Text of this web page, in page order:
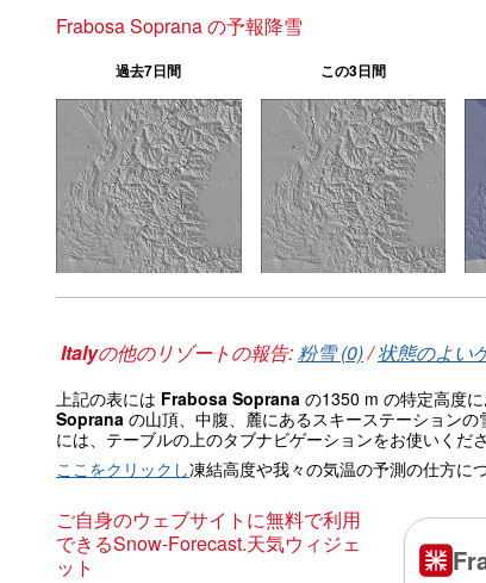
Frabosa Soprana の予報降雪
過去7日間 この3日間
Italyの他のリゾートの報告:粉雪 (0)/状態のよい
上記の表には Frabosa Soprana の1350 m の特定高度
Soprana の山頂、中腹、麓にあるスキーステーション
には、テーブルの上のタブナビゲーションをお使いくだ
ここをクリックし凍結高度や我々の気温の予測の仕方に
ご自身のウェブサイトに無料で利用
できるSnow-Forecast.天気ウィジェ
ット